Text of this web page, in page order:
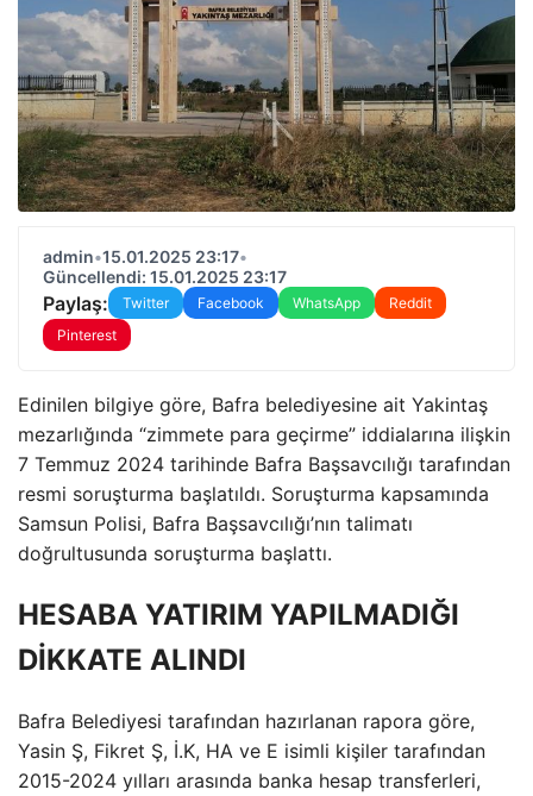
admin•15.01.2025 23:17•
Güncellendi: 15.01.2025 23:17
Paylaş: Twitter Facebook WhatsApp
Reddit
Pinterest
Edinilen bilgiye göre, Bafra belediyesine ait Yakintaş
mezarlığında “zimmete para geçirme” iddialarına ilişkin
7 Temmuz 2024 tarihinde Bafra Başsavcılığı tarafından
resmi soruşturma başlatıldı. Soruşturma kapsamında
Samsun Polisi, Bafra Başsavcılığı’nın talimatı
doğrultusunda soruşturma başlattı.
HESABA YATIRIM YAPILMADIĞI
DİKKATE ALINDI
Bafra Belediyesi tarafından hazırlanan rapora göre,
Yasin Ş, Fikret Ş, İ.K, HA ve E isimli kişiler tarafından
2015-2024 yılları arasında banka hesap transferleri,